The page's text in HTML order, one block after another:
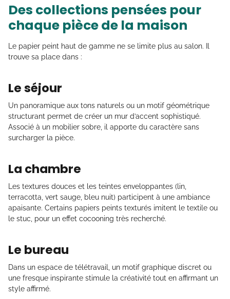
Des collections pensées pour
chaque pièce de la maison
Le papier peint haut de gamme ne se limite plus au salon. Il
trouve sa place dans :
Le séjour
Un panoramique aux tons naturels ou un motif géométrique
structurant permet de créer un mur d’accent sophistiqué.
Associé à un mobilier sobre, il apporte du caractère sans
surcharger la pièce.
La chambre
Les textures douces et les teintes enveloppantes (lin,
terracotta, vert sauge, bleu nuit) participent à une ambiance
apaisante. Certains papiers peints texturés imitent le textile ou
le stuc, pour un effet cocooning très recherché.
Le bureau
Dans un espace de télétravail, un motif graphique discret ou
une fresque inspirante stimule la créativité tout en affirmant un
style affirmé.